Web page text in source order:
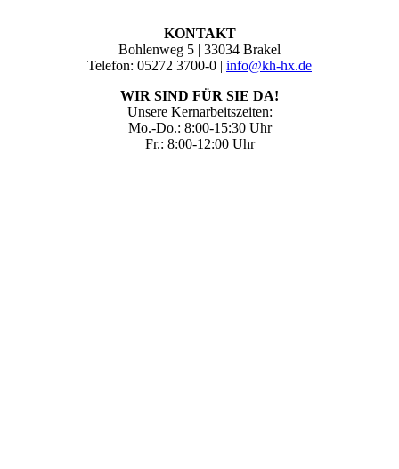
KONTAKT
Bohlenweg 5 | 33034 Brakel
Telefon: 05272 3700-0 | info@kh-hx.de
WIR SIND FÜR SIE DA!
Unsere Kernarbeitszeiten:
Mo.-Do.: 8:00-15:30 Uhr
Fr.: 8:00-12:00 Uhr